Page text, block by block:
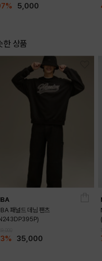
5,000
한 상품
패널드 데님 팬츠
35,000